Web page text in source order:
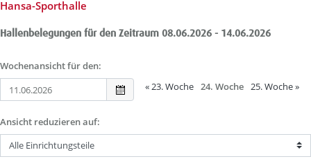
Hansa-Sporthalle
Hallenbelegungen für den Zeitraum 08.06.2026 - 14.06.2026
Wochenansicht für den:
«23. Woche 24. Woche 25. Woche»
Ansicht reduzieren auf: